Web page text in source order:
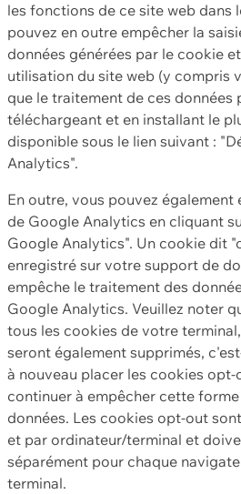
les fonctions de ce site web dans
pouvez en outre empêcher la
données générées par le cookie
utilisation du site web (y compris
que le traitement de ces données
téléchargeant et en installant le
disponible sous le lien suivant :
Analytics".
En outre, vous pouvez
de Google Analytics en cliquant
Google Analytics". Un cookie dit
enregistré sur votre support de
empêche le traitement des
Google Analytics. Veuillez noter
tous les cookies de votre
seront également supprimés,
à nouveau placer les cookies
continuer à empêcher cette
données. Les cookies opt-out
et par ordinateur/terminal et
séparément pour chaque
terminal.